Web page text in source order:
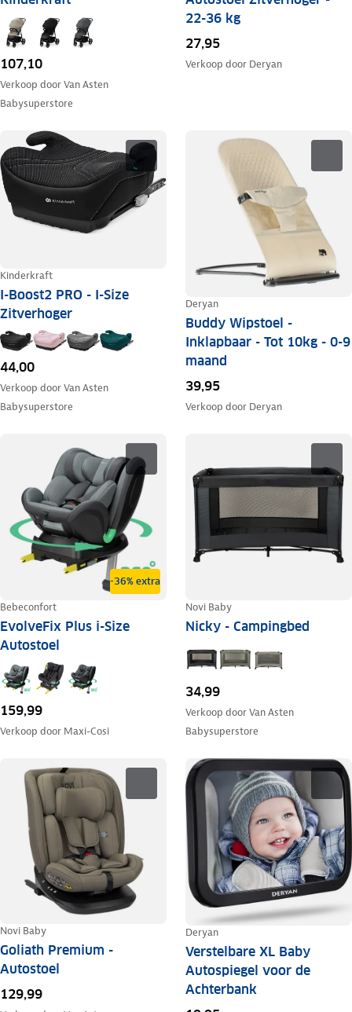
107,10
Verkoop doorVan Asten
Babysuperstore
22-36 kg
27,95
Verkoop door Deryan
Kinderkraft
I-Boost2 PRO - I-Size
Zitverhoger
44,00
Verkoop doorVan Asten
Babysuperstore
Deryan
Buddy Wipstoel -
Inklapbaar - Tot 10kg - 0-9
maand
39,95
Verkoop door Deryan
-36% extra
Bebeconfort
EvolveFix Plus i-Size
Autostoel
159,99
Verkoop door Maxi-Cosi
Novi Baby
Nicky - Campingbed
34,99
Verkoop doorVan Asten
Babysuperstore
Novi Baby
Goliath Premium -
Autostoel
129,99
Deryan
Verstelbare XL Baby
Autospiegel voor de
Achterbank